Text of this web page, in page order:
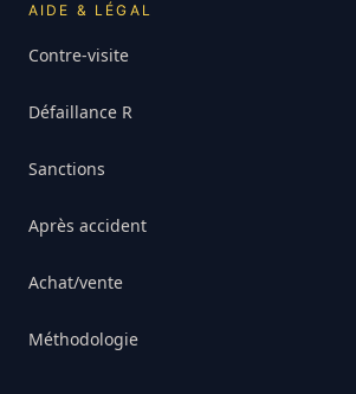
AIDE & LÉGAL
Contre-visite
Défaillance R
Sanctions
Après accident
Achat/vente
Méthodologie